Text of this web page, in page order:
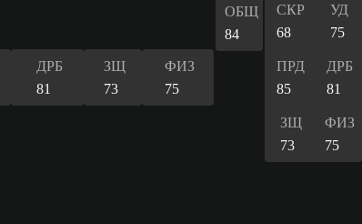
ДРБ
81
ЗЩ
73
ФИЗ
75
ОБЩ
84
СКР
68
УД
75
ПРД
85
ДРБ
81
ЗЩ
73
ФИЗ
75